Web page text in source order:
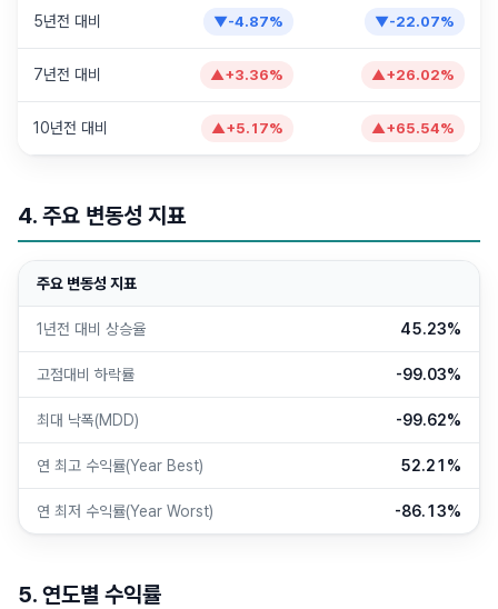
5년전 대비 ▼-4.87% ▼-22.07%
7년전 대비 ▲+3.36% ▲+26.02%
10년전 대비 ▲+5.17% ▲+65.54%
4. 주요 변동성 지표
주요 변동성 지표
1년전 대비 상승율 45.23%
고점대비 하락률 -99.03%
최대 낙폭(MDD) -99.62%
연 최고 수익률(Year Best) 52.21%
연 최저 수익률(Year Worst) -86.13%
5. 연도별 수익률